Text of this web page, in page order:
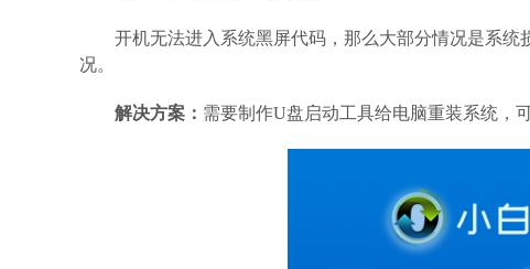
开机无法进入系统黑屏代码，那么大部分情况是系
况。
解决方案： 需要制作U盘启动工具给电脑重装系统，